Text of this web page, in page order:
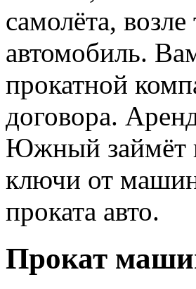
самолёта,
автомобиль.
прокатной
договора.
Южный займёт
ключи от
проката авто.
Прокат